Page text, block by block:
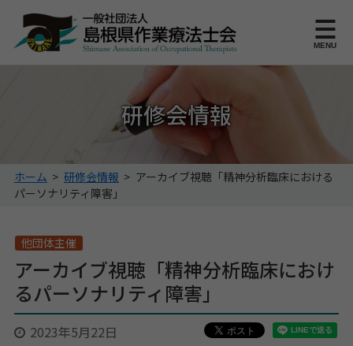
このページの本文へ
MENU
研修会情報
こ
の
ジ
位
置:
ホーム > 研修会情報 > アーカイブ視聴「精神分析臨床における
パーソナリティ障害」
他団体主催
アーカイブ視聴「精神分析臨床におけ
るパーソナリティ障害」
2023年5月22日